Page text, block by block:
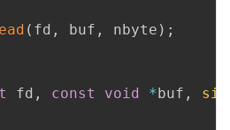
( fd , buf , nbyte ) ;
fd , const void *buf ,